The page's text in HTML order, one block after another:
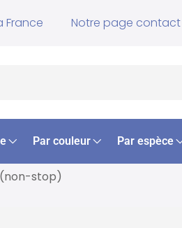
France Notre page contact
Par couleur Par espèce
(non-stop)